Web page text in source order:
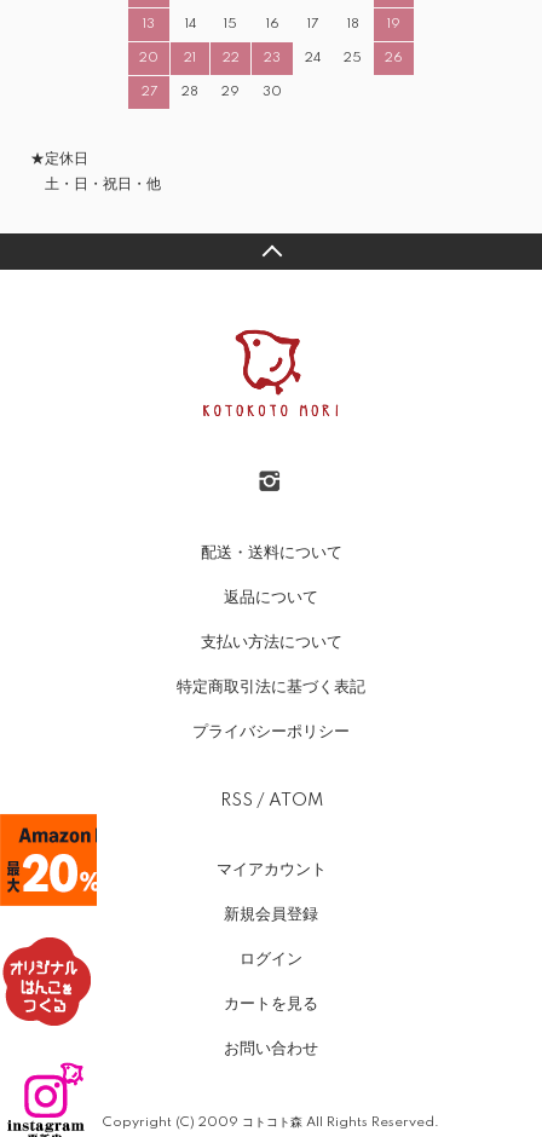
13 14 15 16 17 18 19
20 21 22 23 24 25 26
27 28 29 30
★定休日
土・日・祝日・他
配送・送料について
返品について
支払い方法について
特定商取引法に基づく表記
プライバシーポリシー
RSS / ATOM
マイアカウント
新規会員登録
ログイン
カートを見る
お問い合わせ
Copyright (C) 2009 コトコト森 All Rights Reserved.